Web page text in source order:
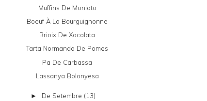
Muffins De Moniato
Boeuf À La Bourguignonne
Brioix De Xocolata
Tarta Normanda De Pomes
Pa De Carbassa
Lassanya Bolonyesa
► De Setembre (13)